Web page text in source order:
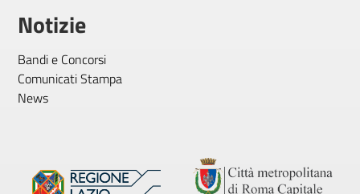
Notizie
Bandi e Concorsi
Comunicati Stampa
News